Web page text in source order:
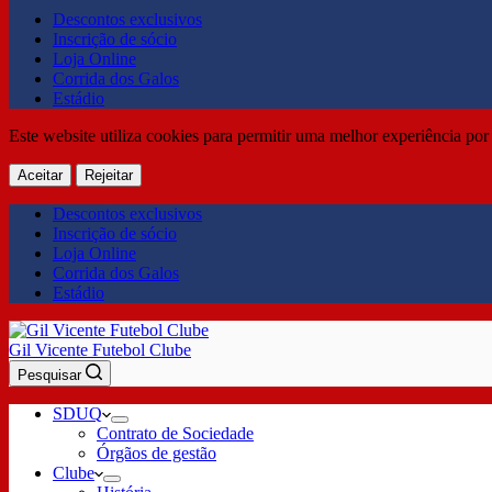
Descontos exclusivos
Inscrição de sócio
Loja Online
Corrida dos Galos
Estádio
Este website utiliza cookies para permitir uma melhor experiência
Aceitar Rejeitar
Descontos exclusivos
Inscrição de sócio
Loja Online
Corrida dos Galos
Estádio
Gil Vicente Futebol Clube
Pesquisar
SDUQ
Contrato de Sociedade
Órgãos de gestão
Clube